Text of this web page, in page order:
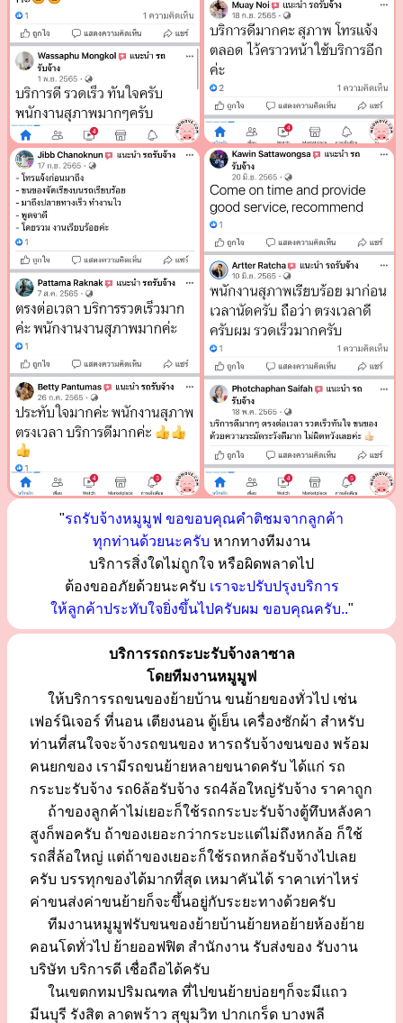
"รถรับจ้างหมูมูฟ ขอขอบคุณคำติชมจากลูกค้า
ทุกท่านด้วยนะครับ หากทางทีมงาน
บริการสิ่งใดไม่ถูกใจ หรือผิดพลาดไป
ต้องขออภัยด้วยนะครับ เราจะปรับปรุงบริการ
ให้ลูกค้าประทับใจยิ่งขึ้นไปครับผม ขอบคุณครับ.."
บริการรถกระบะรับจ้างลาซาล
โดยทีมงานหมูมูฟ
ให้บริการรถขนของย้ายบ้าน ขนย้ายของทั่วไป เช่น
เฟอร์นิเจอร์ ที่นอน เตียงนอน ตู้เย็น เครื่องซักผ้า สำหรับ
ท่านที่สนใจจะจ้างรถขนของ หารถรับจ้างขนของ พร้อม
คนยกของ เรามีรถขนย้ายหลายขนาดครับ ได้แก่ รถ
กระบะรับจ้าง รถ6ล้อรับจ้าง รถ4ล้อใหญ่รับจ้าง ราคาถูก
ถ้าของลูกค้าไม่เยอะก็ใช้รถกระบะรับจ้างตู้ทึบหลังคา
สูงก็พอครับ ถ้าของเยอะกว่ากระบะแต่ไม่ถึงหกล้อ ก็ใช้
รถสี่ล้อใหญ่ แต่ถ้าของเยอะก็ใช้รถหกล้อรับจ้างไปเลย
ครับ บรรทุกของได้มากที่สุด เหมาคันได้ ราคาเท่าไหร่
ค่าขนส่งค่าขนย้ายก็จะขึ้นอยู่กับระยะทางด้วยครับ
ทีมงานหมูมูฟรับขนของย้ายบ้านย้ายหอย้ายห้องย้าย
คอนโดทั่วไป ย้ายออฟฟิต สำนักงาน รับส่งของ รับงาน
บริษัท บริการดี เชื่อถือได้ครับ
ในเขตกทมปริมณฑล ที่ไปขนย้ายบ่อยๆก็จะมีแถว
มีนบุรี รังสิต ลาดพร้าว สุขุมวิท ปากเกร็ด บางพลี